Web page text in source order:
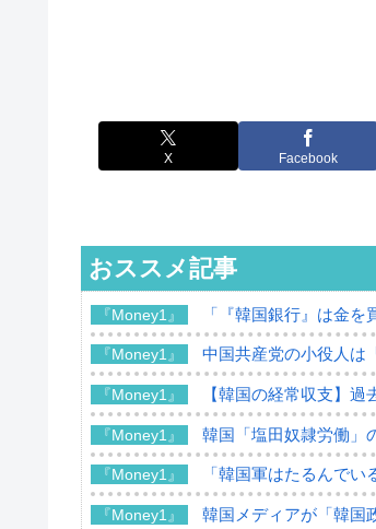
X Facebook
おススメ記事
『Money1』 「『韓国銀行』は金を
『Money1』 中国共産党の小役人は
『Money1』 【韓国の経常収支】
『Money1』 韓国「塩田奴隷労働」
『Money1』 「韓国軍はたるんで
『Money1』 韓国メディアが「韓国